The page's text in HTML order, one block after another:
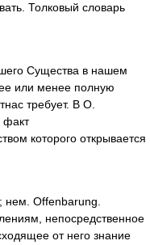
Толковый словарь
Существа в нашем
или менее полную
требует. В О.
факт
которого открывается
Offenbarung.
непосредственное
от него знание